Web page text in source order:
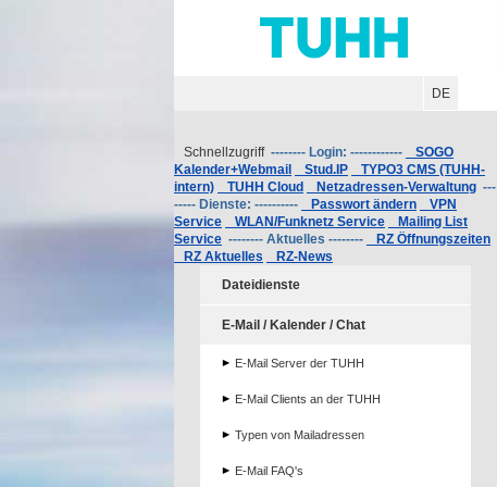
DE
Schnellzugriff -------- Login: ------------
SOGO
Kalender+Webmail
Stud.IP
TYPO3 CMS (TUHH-
intern)
TUHH Cloud Netzadressen-Verwaltung ---
----- Dienste: ----------
Passwort ändern
VPN
Service
WLAN/Funknetz Service
Mailing List
Service -------- Aktuelles --------
RZ Öffnungszeiten
RZ Aktuelles
RZ-News
Dateidienste
E-Mail / Kalender / Chat
E-Mail Server der TUHH
E-Mail Clients an der TUHH
Typen von Mailadressen
E-Mail FAQ's